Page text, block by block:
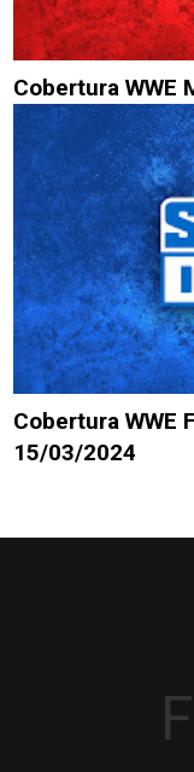
Cobertura WWE
Cobertura WWE
15/03/2024